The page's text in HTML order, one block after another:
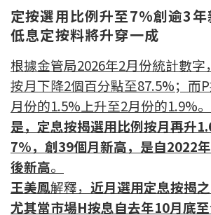
樓按專欄
按揭百科
實時銀行資訊
裝修·保險優惠
免費裝修轉介服務
裝修設計專欄
定按選用比例升至7%創逾3
低息定按料將升穿一成
根據金管局2026年2月份統計數
按月下降2個百分點至87.5%；而
月份的1.5%上升至2月份的1.9%。
是，定息按揭選用比例按月再升
7%，創39個月新高，是自2022
後新高。
王美鳳解釋， 近月選用定息按揭
尤其當市場H按息自去年10月底至